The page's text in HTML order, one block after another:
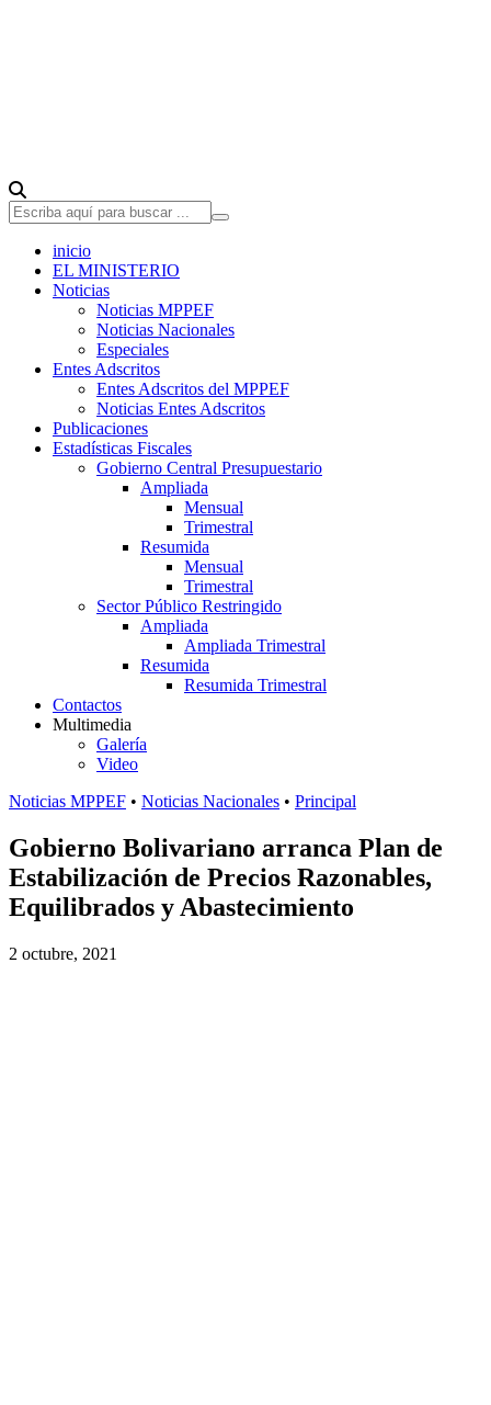
inicio
EL MINISTERIO
Noticias
Noticias MPPEF
Noticias Nacionales
Especiales
Entes Adscritos
Entes Adscritos del MPPEF
Noticias Entes Adscritos
Publicaciones
Estadísticas Fiscales
Gobierno Central Presupuestario
Ampliada
Mensual
Trimestral
Resumida
Mensual
Trimestral
Sector Público Restringido
Ampliada
Ampliada Trimestral
Resumida
Resumida Trimestral
Contactos
Multimedia
Galería
Video
Noticias MPPEF • Noticias Nacionales • Principal
Gobierno Bolivariano arranca Plan de
Estabilización de Precios Razonables,
Equilibrados y Abastecimiento
2 octubre, 2021